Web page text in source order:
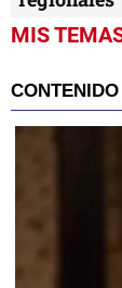
MIS